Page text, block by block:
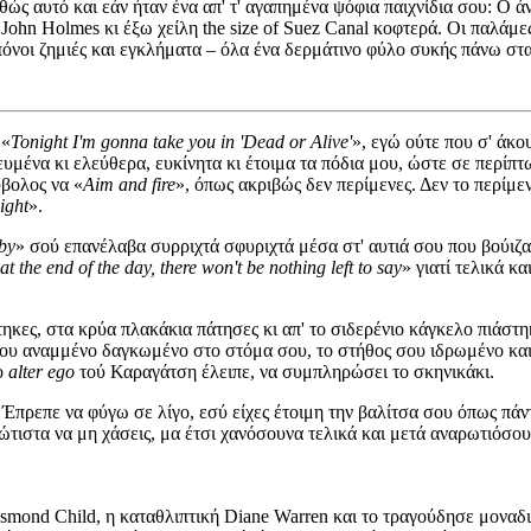
αυτό και εάν ήταν ένα απ' τ' αγαπημένα ψόφια παιχνίδια σου: Ο
John Holmes κι έξω χείλη the size of Suez Canal κοφτερά. Οι
ζημιές και εγκλήματα – όλα ένα δερμάτινο φύλο συκής πάνω
Tonight I'm gonna take you in 'Dead or Alive'», εγώ ούτε που σ'
κι ελεύθερα, ευκίνητα κι έτοιμα τα πόδια μου, ώστε σε
να «Αim and fire», όπως ακριβώς δεν περίμενες. Δεν το
».
» σού επανέλαβα συρριχτά σφυριχτά μέσα στ' αυτιά σου που
the end of the day, there won't be nothing left to say» γιατί τελικά
στα κρύα πλακάκια πάτησες κι απ' το σιδερένιο κάγκελο
αναμμένο δαγκωμένο στο στόμα σου, το στήθος σου ιδρωμένο
alter ego τού Καραγάτση έλειπε, να συμπληρώσει το σκηνικάκι.
να φύγω σε λίγο, εσύ είχες έτοιμη την βαλίτσα σου όπως
να μη χάσεις, μα έτσι χανόσουνα τελικά και μετά
Child, η καταθλιπτική Diane Warren και το τραγούδησε